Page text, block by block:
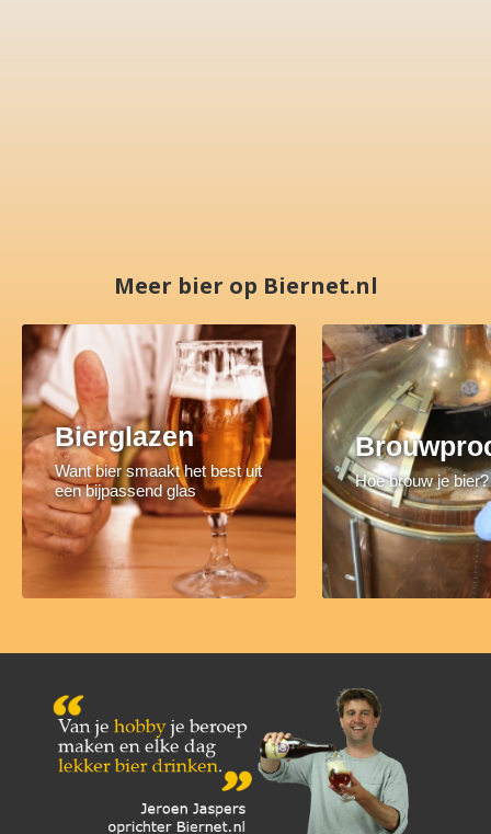
Meer bier op Biernet.nl
Bierglazen
Want bier smaakt het best uit
een bijpassend glas
Hoe brouw je bier?